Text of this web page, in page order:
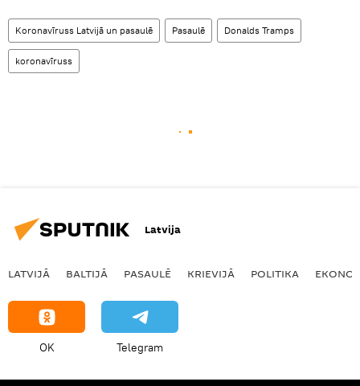
Koronavīruss Latvijā un pasaulē Pasaulē Donalds Tramps
koronavīruss
Latvija
LATVIJĀ BALTIJĀ PASAULĒ KRIEVIJĀ POLITIKA
OK Telegram